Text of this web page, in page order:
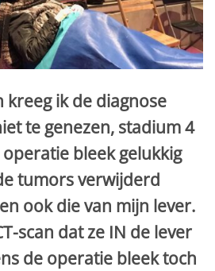
kreeg ik de diagnose
te genezen, stadium 4
bleek gelukkig
tumors verwijderd
ook die van mijn lever.
scan dat ze IN de lever
de operatie bleek toch